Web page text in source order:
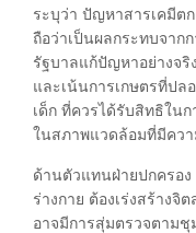
ระบุว่า ปัญหาสารเคมีต
ถือว่าเป็นผลกระทบจาก
รัฐบาลแก้ปัญหาอย่างจริ
และเน้นการเกษตรที่ป
เด็ก ที่ควรได้รับสิทธิใน
ในสภาพแวดล้อมที่มีคว
ด้านตัวแทนฝ่ายปกครอ
ร่างกาย ต้องเร่งสร้างจิ
อาจมีการสุ่มตรวจตามชุ